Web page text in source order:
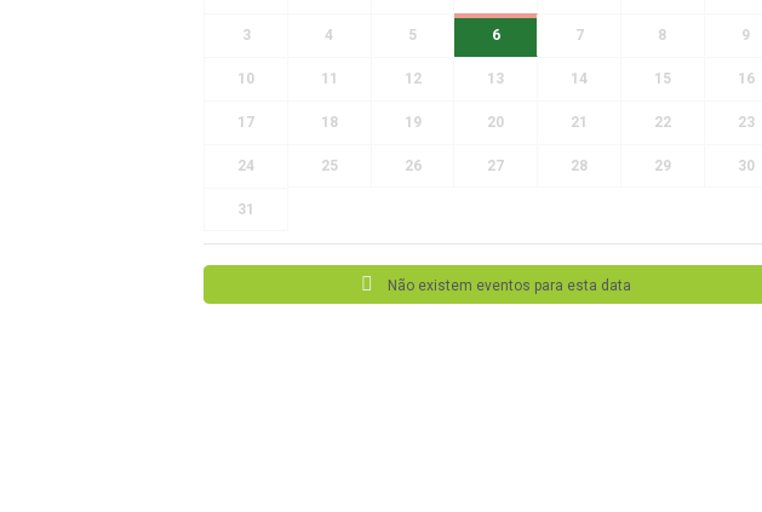
3 4 5 6 7 8 9
10 11 12 13 14 15 16
17 18 19 20 21 22 23
24 25 26 27 28 29 30
31
Não existem eventos para esta data